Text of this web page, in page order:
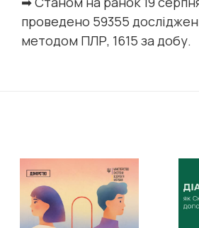
проведено 59355
методом ПЛР, 1615 за добу.